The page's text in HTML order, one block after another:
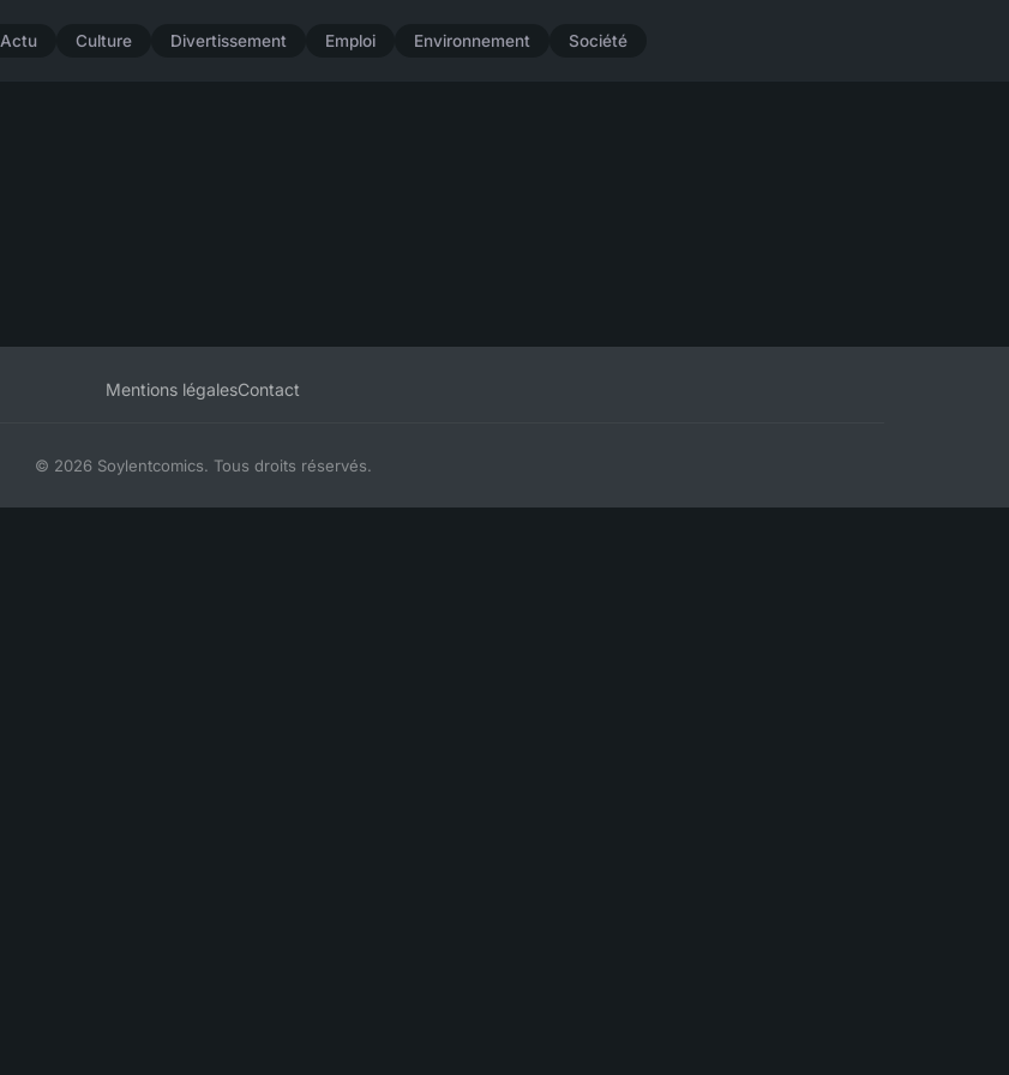
Actu Culture Divertissement Emploi Environnement Société
Mentions légalesContact
© 2026 Soylentcomics. Tous droits réservés.